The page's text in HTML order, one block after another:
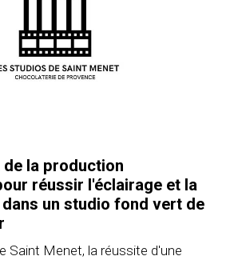
la production
réussir l'éclairage et la
un studio fond vert de
Saint Menet, la réussite d'une